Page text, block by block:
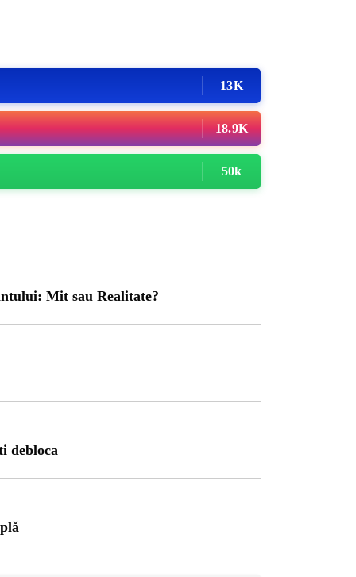
13K
18.9K
50k
Mit sau Realitate?
debloca
Trei Defileuri a
Rotația Pământului: